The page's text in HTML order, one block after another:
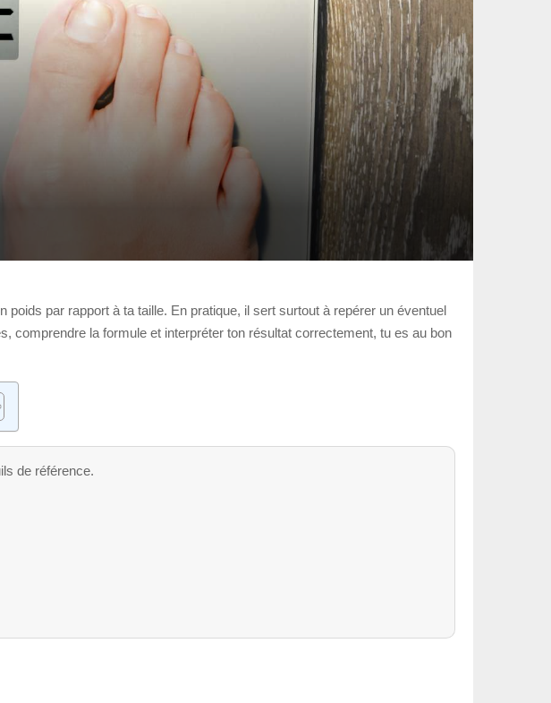
par rapport à ta taille. En pratique, il sert surtout à repérer un éventuel
comprendre la formule et interpréter ton résultat correctement, tu es au bon
de référence.